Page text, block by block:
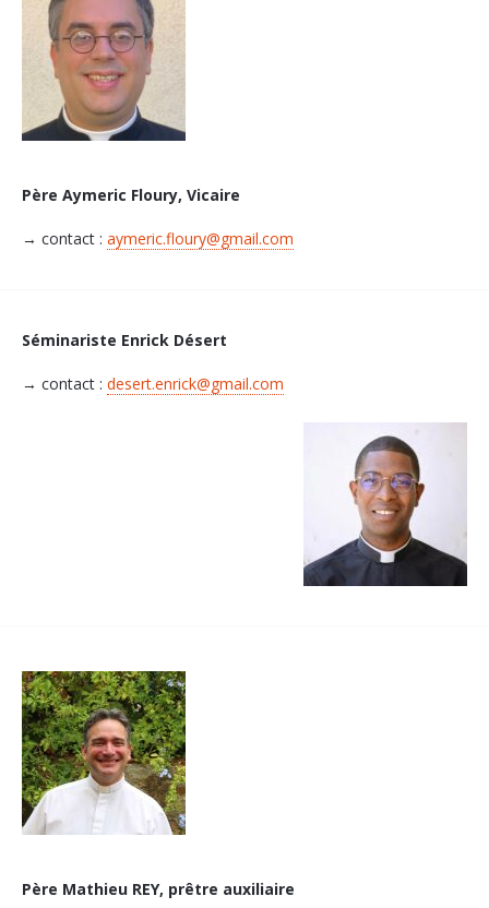
Père Aymeric Floury, Vicaire
→ contact : aymeric.floury@gmail.com
Séminariste Enrick Désert
→ contact : desert.enrick@gmail.com
Père Mathieu REY, prêtre auxiliaire